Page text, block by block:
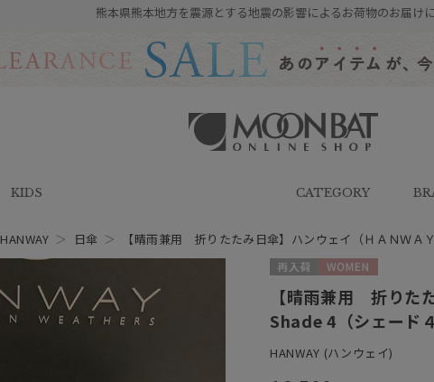
熊本県熊本地方を震源とする地震の影響によるお荷物のお届け
SHOP（ムーンバットオンラインシ
KIDS CATEGORY
HANWAY ＞ 日傘 ＞ 【晴雨兼用 折りたたみ日傘】ハンウェイ（ＨＡＮＷＡ
【晴雨兼用 折りた
Shade 4（シェード４
HANWAY (ハンウェイ)